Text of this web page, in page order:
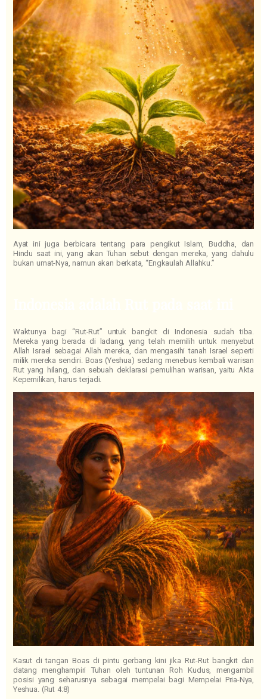
Ayat ini juga berbicara tentang para pengikut Islam, Buddha, dan
Hindu saat ini, yang akan Tuhan sebut dengan mereka, yang dahulu
bukan umat-Nya, namun akan berkata, “Engkaulah Allahku.”
Waktunya bagi “Rut-Rut” untuk bangkit di Indonesia sudah tiba.
Mereka yang berada di ladang, yang telah memilih untuk menyebut
Allah Israel sebagai Allah mereka, dan mengasihi tanah Israel seperti
milik mereka sendiri. Boas (Yeshua) sedang menebus kembali warisan
Rut yang hilang, dan sebuah deklarasi pemulihan warisan, yaitu Akta
Kepemilikan, harus terjadi.
Kasut di tangan Boas di pintu gerbang kini jika Rut-Rut bangkit dan
datang menghampiri Tuhan oleh tuntunan Roh Kudus, mengambil
posisi yang seharusnya sebagai mempelai bagi Mempelai Pria-Nya,
Yeshua. (Rut 4:8)